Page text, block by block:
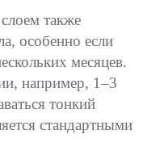
также
особенно если
месяцев.
например, 1–3
тонкий
стандартными